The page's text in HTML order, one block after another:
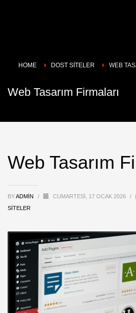
HOME DOST SITELER WEB
Web Tasarım Firmaları
Web Tasarım
BYADMIN / CUMARTESI, 17 OCAK 2026 /
SITELER